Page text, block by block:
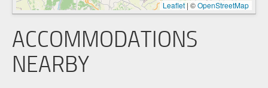
Leaflet | ©OpenStreetMap
ACCOMMODATIONS
NEARBY